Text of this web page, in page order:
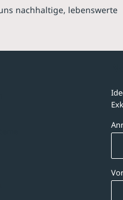
nachhaltige, lebenswerte